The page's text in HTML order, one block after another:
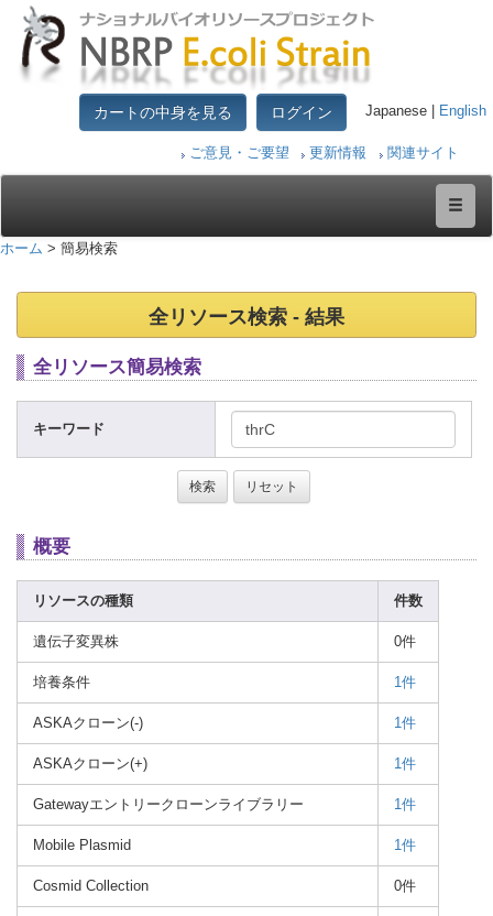
カートの中身を見る ログイン Japanese | English
ご意見・ご要望 更新情報 関連サイト
ホーム > 簡易検索
全リソース検索 - 結果
全リソース簡易検索
キーワード
概要
リソースの種類 件数
遺伝子変異株 0件
培養条件 1件
ASKAクローン(-) 1件
ASKAクローン(+) 1件
Gatewayエントリークローンライブラリー 1件
Mobile Plasmid 1件
Cosmid Collection 0件